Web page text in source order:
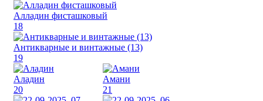
Алладин фисташковый
18
Антикварные и винтажные (13)
19
Аладин
20
Амани
21